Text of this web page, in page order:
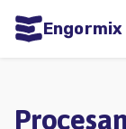
Engormix